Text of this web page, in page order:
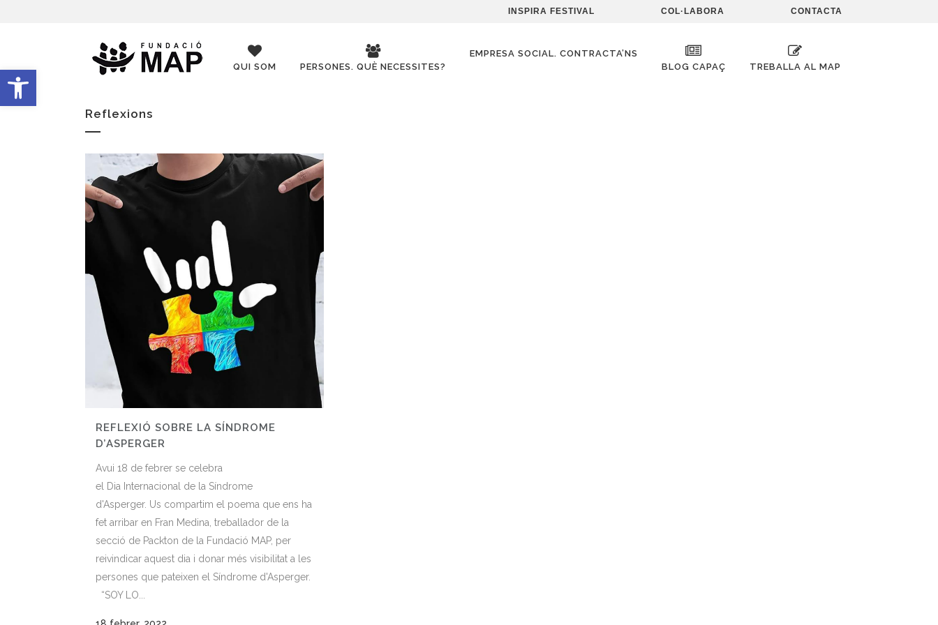
Obre la barra d'eines
INSPIRA FESTIVAL COL·LABORA CONTACTA
QUI SOM PERSONES. QUÈ NECESSITES?
EMPRESA SOCIAL. CONTRACTA’NS
BLOG CAPAÇ
TREBALLA AL MAP
Reflexions
REFLEXIÓ SOBRE LA SÍNDROME
D’ASPERGER
Avui 18 de febrer se celebra
el Dia Internacional de la Síndrome
d'Asperger. Us compartim el poema que ens ha
fet arribar en Fran Medina, treballador de la
secció de Packton de la Fundació MAP, per
reivindicar aquest dia i donar més visibilitat a les
persones que pateixen el Síndrome d'Asperger.
“SOY LO...